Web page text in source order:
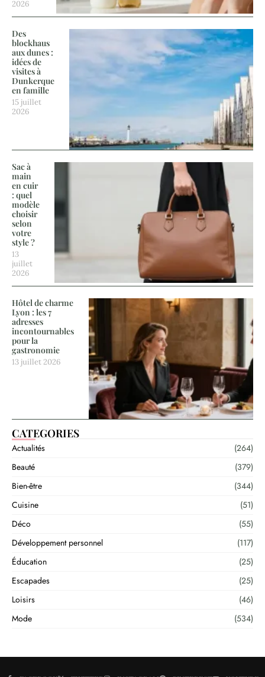
2026
Des
blockhaus
aux dunes :
idées de
visites à
Dunkerque
en famille
15 juillet
2026
Sac à
main
en cuir
: quel
modèle
choisir
selon
votre
style ?
13
juillet
2026
Hôtel de charme
Lyon : les 7
adresses
incontournables
pour la
gastronomie
13 juillet 2026
CATEGORIES
Actualités
(264)
Beauté
(379)
Bien-être
(344)
Cuisine
(51)
Déco
(55)
Développement personnel
(117)
Éducation
(25)
Escapades
(25)
Loisirs
(46)
Mode
(534)